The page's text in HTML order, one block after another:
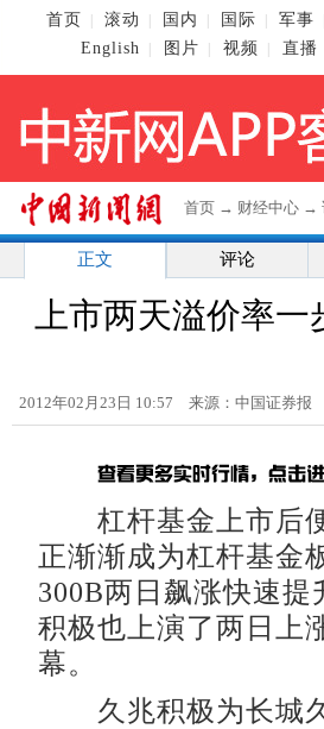
首页 滚动 国内 国际 军事
English
图片 视频 直播
首页 → 财经中心 →
正文 评论
上市两天溢价率
2012年02月23日 10:57 来源：中国证券报
杠杆基金上市后便
正渐渐成为杠杆基金
300B两日飙涨快速
积极也上演了两日上
幕。
久兆积极为长城久